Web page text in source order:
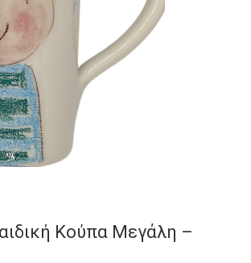
Κούπα Μεγάλη –